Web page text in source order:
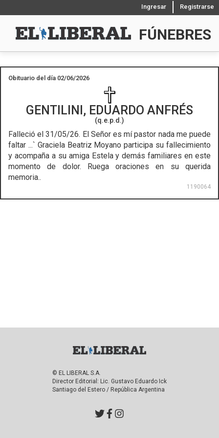
Ingresar Registrarse
FÚNEBRES
Obituario del día 02/06/2026
GENTILINI, EDUARDO ANFRÉS
(q.e.p.d.)
Falleció el 31/05/26. El Señor es mí pastor nada me puede
faltar ...` Graciela Beatriz Moyano participa su fallecimiento
y acompaña a su amiga Estela y demás familiares en este
momento de dolor. Ruega oraciones en su querida
memoria..
1190064
© EL LIBERAL S.A.
Director Editorial: Lic. Gustavo Eduardo Ick
Santiago del Estero / República Argentina